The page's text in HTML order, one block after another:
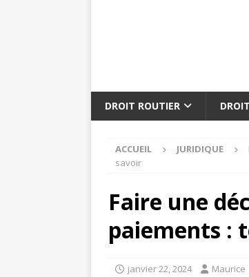
DROIT ROUTIER DROIT
ACCUEIL JURIDIQUE
savoir
Faire une
paiements :
janvier 22, 2024 Maurice